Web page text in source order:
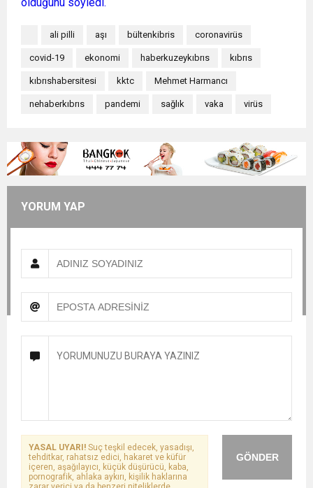
ali pilli aşı bültenkibris coronavirüs
covid-19 ekonomi haberkuzeykıbrıs kıbrıs
kıbrıshabersitesi kktc Mehmet Harmancı
nehaberkıbrıs pandemi sağlık vaka virüs
YORUM YAP
GÖNDER
YASAL UYARI! Suç teşkil edecek, yasadışı,
tehditkar, rahatsız edici, hakaret ve küfür
içeren, aşağılayıcı, küçük düşürücü, kaba,
pornografik, ahlaka aykırı, kişilik haklarına